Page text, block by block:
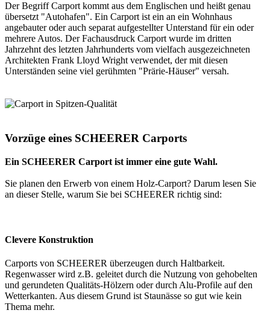
Der Begriff Carport kommt aus dem Englischen und heißt genau
übersetzt "Autohafen". Ein Carport ist ein an ein Wohnhaus
angebauter oder auch separat aufgestellter Unterstand für ein oder
mehrere Autos. Der Fachausdruck Carport wurde im dritten
Jahrzehnt des letzten Jahrhunderts vom vielfach ausgezeichneten
Architekten Frank Lloyd Wright verwendet, der mit diesen
Unterständen seine viel gerühmten "Prärie-Häuser" versah.
Vorzüge eines SCHEERER Carports
Ein SCHEERER Carport ist immer eine gute Wahl.
Sie planen den Erwerb von einem Holz-Carport? Darum lesen Sie
an dieser Stelle, warum Sie bei SCHEERER richtig sind:
Clevere Konstruktion
Carports von SCHEERER überzeugen durch Haltbarkeit.
Regenwasser wird z.B. geleitet durch die Nutzung von gehobelten
und gerundeten Qualitäts-Hölzern oder durch Alu-Profile auf den
Wetterkanten. Aus diesem Grund ist Staunässe so gut wie kein
Thema mehr.